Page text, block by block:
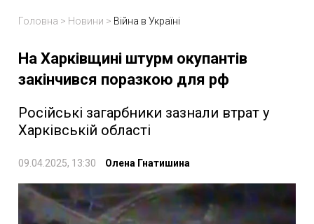
Головна > Новини > Війна в Україні
На Харківщині штурм окупантів
закінчився поразкою для рф
Російські загарбники зазнали втрат у
Харківській області
09.04.2025, 13:30 Олена Гнатишина